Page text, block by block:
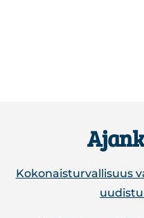
Kokonaisturvallisuus